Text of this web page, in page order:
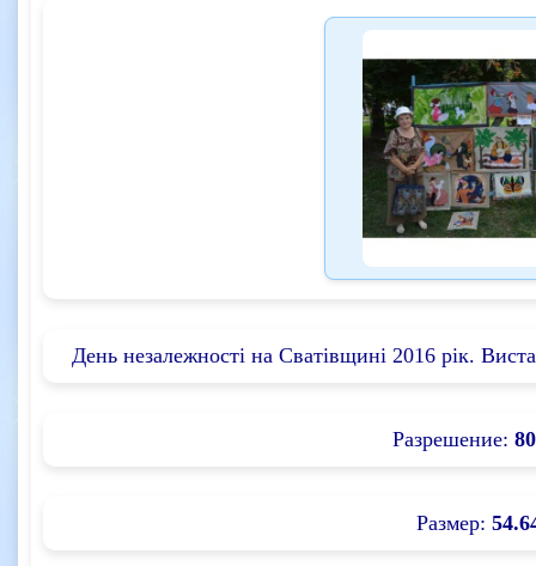
День незалежності на Сватівщині 2016 рік.
Разрешение:
Размер: